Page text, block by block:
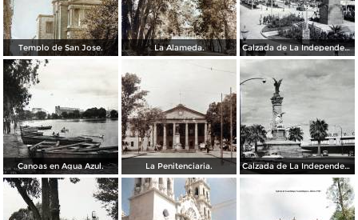
Templo de San Jose. La Alameda. Calzada de La Independencia y Mto. a Juarez Guadalajara, Jalisco. ( Circulada el 5 de Septiembre de 1929 ).
Canoas en Agua Azul. La Penitenciaria. Calzada de La Independencia Guadalajara, Jalisco.